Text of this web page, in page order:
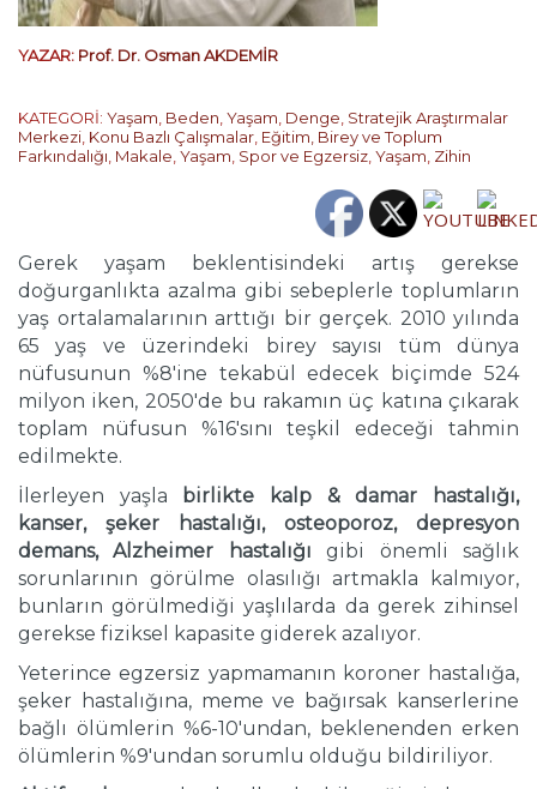
YAZAR: Prof. Dr. Osman AKDEMİR
KATEGORİ: Yaşam Beden Yaşam Denge Stratejik Araştırmalar
Merkezi Konu Bazlı Çalışmalar Eğitim, Birey ve Toplum
Farkındalığı Makale Yaşam Spor ve Egzersiz Yaşam Zihin
Gerek yaşam beklentisindeki artış gerekse
doğurganlıkta azalma gibi sebeplerle toplumların
yaş ortalamalarının arttığı bir gerçek. 2010 yılında
65 yaş ve üzerindeki birey sayısı tüm dünya
nüfusunun %8'ine tekabül edecek biçimde 524
milyon iken, 2050'de bu rakamın üç katına çıkarak
toplam nüfusun %16'sını teşkil edeceği tahmin
edilmekte.
İlerleyen yaşla birlikte kalp & damar hastalığı,
kanser, şeker hastalığı, osteoporoz, depresyon
demans, Alzheimer hastalığı gibi önemli sağlık
sorunlarının görülme olasılığı artmakla kalmıyor,
bunların görülmediği yaşlılarda da gerek zihinsel
gerekse fiziksel kapasite giderek azalıyor.
Yeterince egzersiz yapmamanın koroner hastalığa,
şeker hastalığına, meme ve bağırsak kanserlerine
bağlı ölümlerin %6-10'undan, beklenenden erken
ölümlerin %9'undan sorumlu olduğu bildiriliyor.